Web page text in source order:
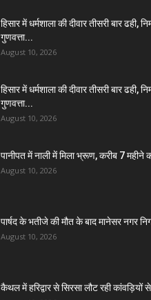
हिसार में धर्मशाला की दीवार तीसरी बार ढही,
गुणवत्ता...
August 10, 2026
हिसार में धर्मशाला की दीवार तीसरी बार ढही,
गुणवत्ता...
August 10, 2026
पानीपत में नाली में मिला भ्रूण, करीब 7 महीने
August 10, 2026
पार्षद के भतीजे की मौत के बाद मानेसर नगर
August 10, 2026
कैथल में हरिद्वार से सिरसा लौट रही कांवड़ियों